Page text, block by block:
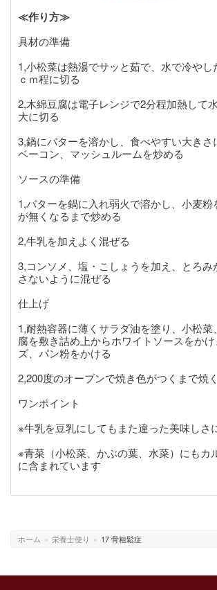
≪作り方≫
具材の準備
1,小松菜は熱湯でサッと茹で、水で冷や
ｃｍ程に切る
2,木綿豆腐は電子レンジで2分程加熱して
大に切る
3,鍋にバターを溶かし、食べやすい大きさ
ベーコン、マッシュルームを炒める
ソースの準備
1,バターを鍋に入れ弱火で溶かし、小麦粉
が無くなるまで炒める
2,牛乳を加えよく混ぜる
3,コンソメ、塩・こしょうを加え、とろみ
さないように混ぜる
仕上げ
1,耐熱容器に薄くサラダ油を塗り、小松菜
腐を敷き詰め上からホワイトソースをか
ズ、パン粉をかける
2,200度のオーブンで焼き色がつくまで焼く
ワンポイント
※牛乳を豆乳にしてもまた違った美味しさ
※青菜（小松菜、かぶの葉、水菜）にもカ
に含まれています
ホーム » 栄養士便り » 17 骨粗鬆症